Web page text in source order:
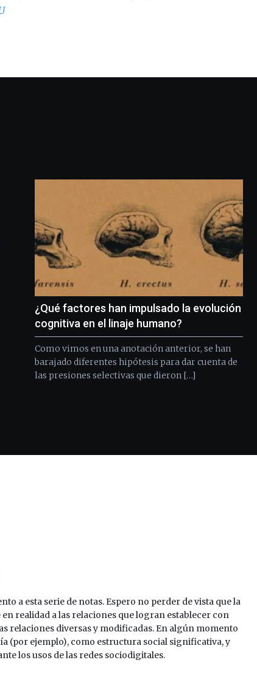
¿Qué factores han impulsado la evolución
cognitiva en el linaje humano?
Como vimos en una anotación anterior, se han
barajado diferentes hipótesis para dar cuenta de
las presiones selectivas que dieron […]
a esta serie de notas. Espero no perder de vista que la
realidad a las relaciones que logran establecer con
relaciones diversas y modificadas. En algún momento
(por ejemplo), como estructura social significativa, y
los usos de las redes sociodigitales.